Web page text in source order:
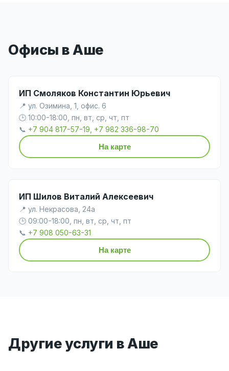
Офисы в Аше
ИП Смоляков Константин Юрьевич
📍 ул. Озимина, 1, офис. 6
🕒 10:00-18:00, пн, вт, ср, чт, пт
📞 +7 904 817-57-19, +7 982 336-98-70
На карте
ИП Шилов Виталий Алексеевич
📍 ул. Некрасова, 24а
🕒 09:00-18:00, пн, вт, ср, чт, пт
📞 +7 908 050-63-31
На карте
Другие услуги в Аше